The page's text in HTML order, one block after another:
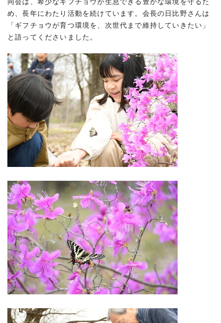
同会は、希少なギフチョウが生息できる豊かな環境を守るた
め、長年にわたり活動を続けています。会長の日比野さんは
「ギフチョウが育つ環境を、次世代まで維持していきたい」
と語ってくださいました。